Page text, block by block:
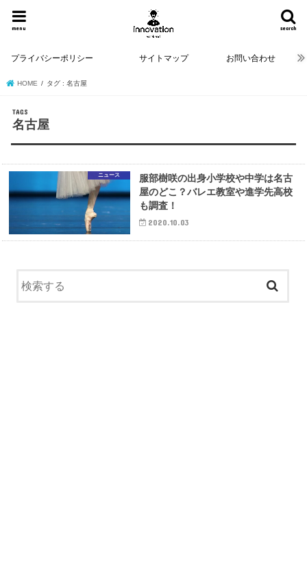
search
menu
プライバシーポリシー サイトマップ お問い合わせ
HOME タグ : 名古屋
名古屋
ニュース
服部樹咲の出身小学校や中学は名古
屋のどこ？バレエ教室や進学先高校
も調査！
2020.10.03